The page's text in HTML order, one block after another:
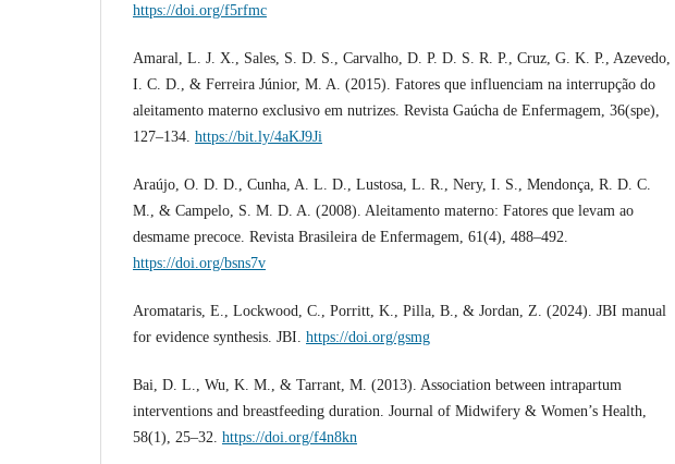
https://doi.org/f5rfmc
Amaral, L. J. X., Sales, S. D. S., Carvalho, D. P. D. S. R. P., Cruz, G. K. P., Azevedo,
I. C. D., & Ferreira Júnior, M. A. (2015). Fatores que influenciam na interrupção do
aleitamento materno exclusivo em nutrizes. Revista Gaúcha de Enfermagem, 36(spe),
127–134. https://bit.ly/4aKJ9Ji
Araújo, O. D. D., Cunha, A. L. D., Lustosa, L. R., Nery, I. S., Mendonça, R. D. C.
M., & Campelo, S. M. D. A. (2008). Aleitamento materno: Fatores que levam ao
desmame precoce. Revista Brasileira de Enfermagem, 61(4), 488–492.
https://doi.org/bsns7v
Aromataris, E., Lockwood, C., Porritt, K., Pilla, B., & Jordan, Z. (2024). JBI manual
for evidence synthesis. JBI. https://doi.org/gsmg
Bai, D. L., Wu, K. M., & Tarrant, M. (2013). Association between intrapartum
interventions and breastfeeding duration. Journal of Midwifery & Women’s Health,
58(1), 25–32. https://doi.org/f4n8kn